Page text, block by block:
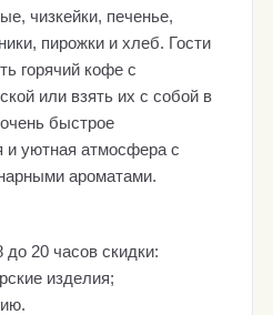
чизкейки, печенье,
пирожки и хлеб. Гости
горячий кофе с
или взять их с собой в
быстрое
и уютная атмосфера с
ароматами.
20 часов скидки:
изделия;